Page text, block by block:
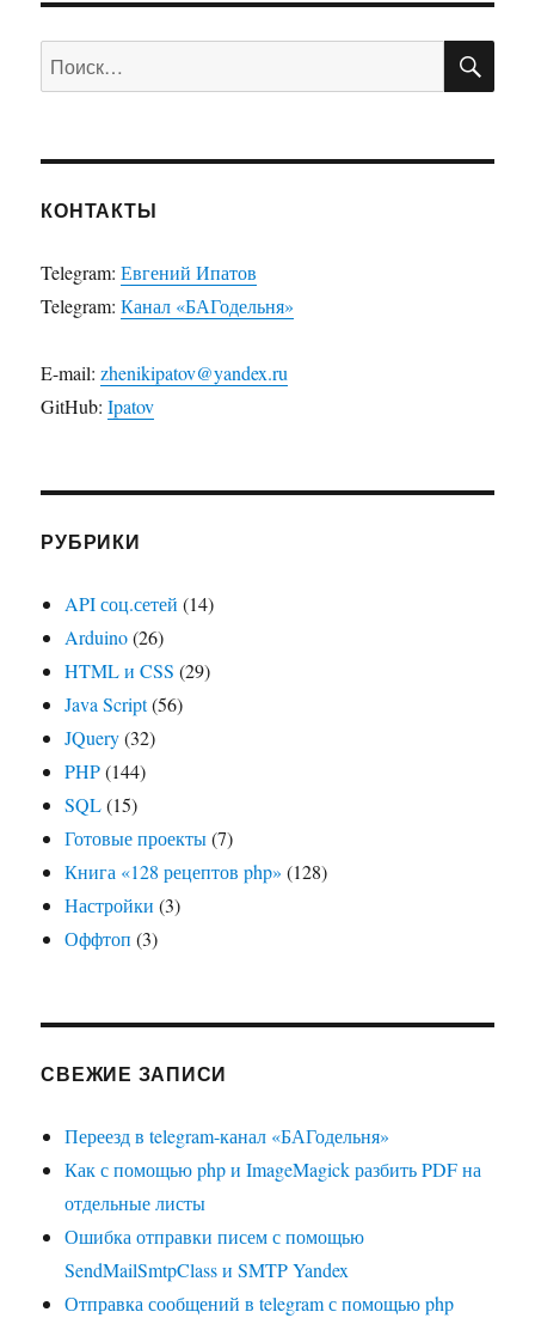
Искать:
КОНТАКТЫ
Telegram:Евгений Ипатов
Telegram:Канал «БАГодельня»
E-mail:zhenikipatov@yandex.ru
GitHub:Ipatov
РУБРИКИ
API соц.сетей (14)
Arduino(26)
HTML и CSS (29)
Java Script(56)
JQuery(32)
PHP(144)
SQL(15)
Готовые проекты(7)
Книга «128 рецептов php» (128)
Настройки (3)
Оффтоп (3)
СВЕЖИЕ ЗАПИСИ
Переезд в telegram-канал «БАГодельня»
Как с помощью php и ImageMagick разбить PDF на
отдельные листы
Ошибка отправки писем с помощью
SendMailSmtpClass и SMTP Yandex
Отправка сообщений в telegram с помощью php